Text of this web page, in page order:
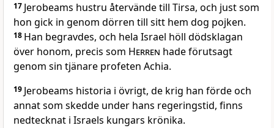
17 Jerobeams hustru återvände till Tirsa, och just som
hon gick in genom dörren till sitt hem dog pojken.
18 Han begravdes, och hela Israel höll dödsklagan
över honom, precis som Herren hade förutsagt
genom sin tjänare profeten Achia.
19 Jerobeams historia i övrigt, de krig han förde och
annat som skedde under hans regeringstid, finns
nedtecknat i Israels kungars krönika.